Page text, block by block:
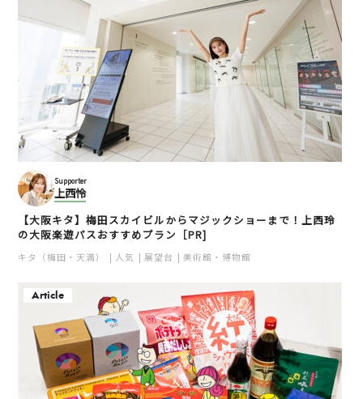
Supporter
上西怜
【大阪キタ】梅田スカイビルからマジックショーまで！上西玲
の大阪楽遊パスおすすめプラン［PR]
キタ（梅田・天満） 人気 展望台 美術館・博物館
Article